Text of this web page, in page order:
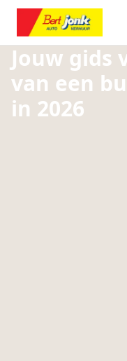
Jouw gids
van een
in 2026